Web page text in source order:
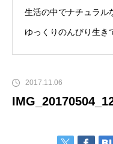
生活の中でナチュラル
ゆっくりのんびり生き
2017.11.06